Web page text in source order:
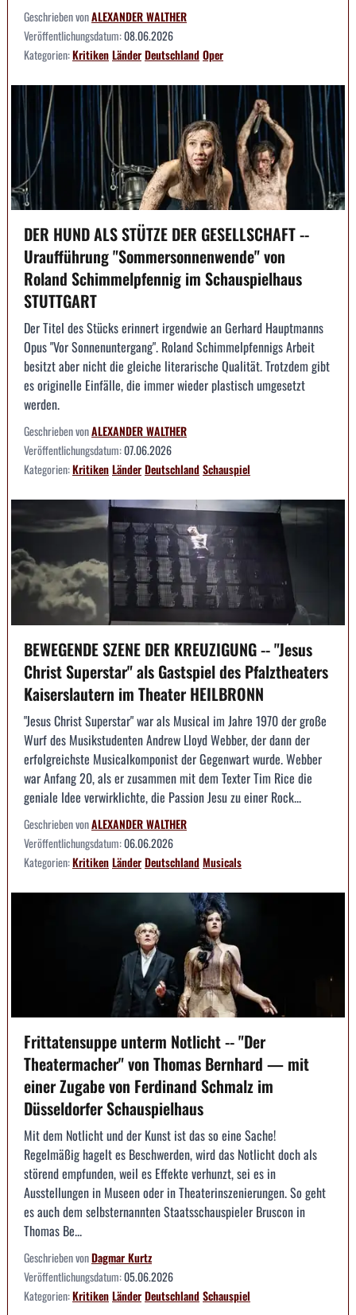
Geschrieben vonALEXANDER WALTHER
Veröffentlichungsdatum:08.06.2026
Kategorien:KritikenLänderDeutschlandOper
DER HUND ALS STÜTZE DER GESELLSCHAFT --
Uraufführung "Sommersonnenwende" von
Roland Schimmelpfennig im Schauspielhaus
STUTTGART
Der Titel des Stücks erinnert irgendwie an Gerhard Hauptmanns
Opus "Vor Sonnenuntergang". Roland Schimmelpfennigs Arbeit
besitzt aber nicht die gleiche literarische Qualität. Trotzdem gibt
es originelle Einfälle, die immer wieder plastisch umgesetzt
werden.
Geschrieben vonALEXANDER WALTHER
Veröffentlichungsdatum:07.06.2026
Kategorien:KritikenLänderDeutschlandSchauspiel
BEWEGENDE SZENE DER KREUZIGUNG -- "Jesus
Christ Superstar" als Gastspiel des Pfalztheaters
Kaiserslautern im Theater HEILBRONN
"Jesus Christ Superstar" war als Musical im Jahre 1970 der große
Wurf des Musikstudenten Andrew Lloyd Webber, der dann der
erfolgreichste Musicalkomponist der Gegenwart wurde. Webber
war Anfang 20, als er zusammen mit dem Texter Tim Rice die
geniale Idee verwirklichte, die Passion Jesu zu einer Rock...
Geschrieben vonALEXANDER WALTHER
Veröffentlichungsdatum:06.06.2026
Kategorien:KritikenLänderDeutschlandMusicals
Frittatensuppe unterm Notlicht -- "Der
Theatermacher" von Thomas Bernhard — mit
einer Zugabe von Ferdinand Schmalz im
Düsseldorfer Schauspielhaus
Mit dem Notlicht und der Kunst ist das so eine Sache!
Regelmäßig hagelt es Beschwerden, wird das Notlicht doch als
störend empfunden, weil es Effekte verhunzt, sei es in
Ausstellungen in Museen oder in Theaterinszenierungen. So geht
es auch dem selbsternannten Staatsschauspieler Bruscon in
Thomas Be...
Geschrieben vonDagmar Kurtz
Veröffentlichungsdatum:05.06.2026
Kategorien:KritikenLänderDeutschlandSchauspiel